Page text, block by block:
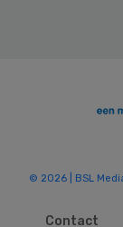
© 2026 | BSL
Contact